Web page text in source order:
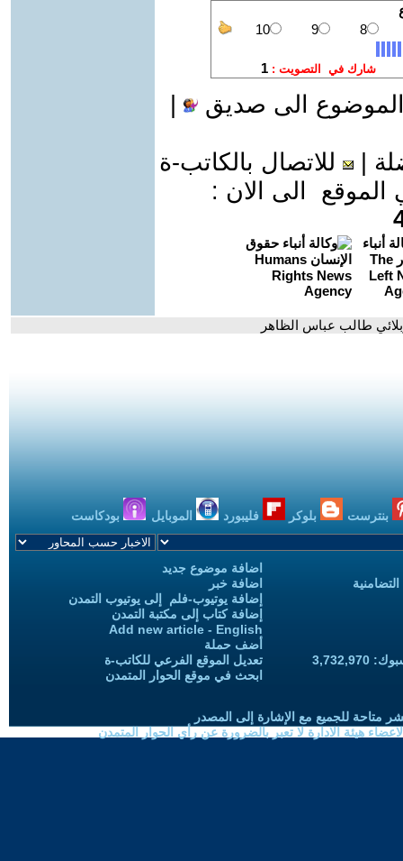
الى صديق
للاتصال بالكاتب-ة
الى الان :
طالب عباس الظاهر
بنترست بلوكر فليبورد الموبايل بودكاست
اضافة موضوع جديد
اضافة خبر
إضافة يوتيوب-فلم إلى يوتيوب التمدن
إضافة كتاب إلى مكتبة التمدن
Add new article - English
أضف حملة
تعديل الموقع الفرعي للكاتب-ة
ابحث في موقع الحوار المتمدن
متاحة للجميع مع الإشارة إلى المصدر
هيئة الادارة لا تعبر بالضرورة عن رأي الحوار المتمدن